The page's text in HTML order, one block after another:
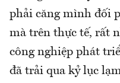
phải căng mình đối
mà trên thực tế, rất
công nghiệp phát
đã trải qua kỷ lục